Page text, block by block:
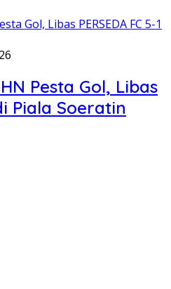
Pesta Gol, Libas
Piala Soeratin